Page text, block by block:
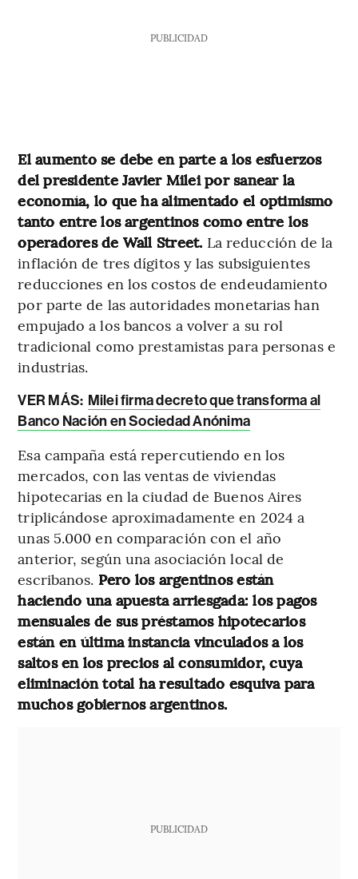
PUBLICIDAD
El aumento se debe en parte a los esfuerzos
del presidente Javier Milei por sanear la
economía, lo que ha alimentado el optimismo
tanto entre los argentinos como entre los
operadores de Wall Street. La reducción de la
inflación de tres dígitos y las subsiguientes
reducciones en los costos de endeudamiento
por parte de las autoridades monetarias han
empujado a los bancos a volver a su rol
tradicional como prestamistas para personas e
industrias.
VER MÁS: Milei firma decreto que transforma al
Banco Nación en Sociedad Anónima
Esa campaña está repercutiendo en los
mercados, con las ventas de viviendas
hipotecarias en la ciudad de Buenos Aires
triplicándose aproximadamente en 2024 a
unas 5.000 en comparación con el año
anterior, según una asociación local de
escribanos. Pero los argentinos están
haciendo una apuesta arriesgada: los pagos
mensuales de sus préstamos hipotecarios
están en última instancia vinculados a los
saltos en los precios al consumidor, cuya
eliminación total ha resultado esquiva para
muchos gobiernos argentinos.
PUBLICIDAD